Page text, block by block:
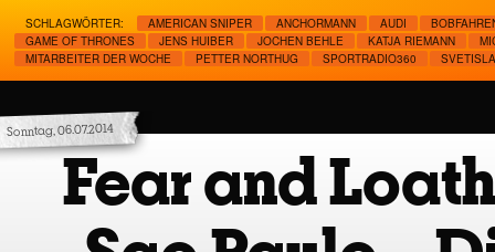
SCHLAGWÖRTER: AMERICAN SNIPER ANCHORMANN AUDI
GAME OF THRONES
JENS HUIBER JOCHEN BEHLE KATJA RIEMANN
MITARBEITER DER WOCHE
PETTER NORTHUG SPORTRADIO360
Sonntag, 06.07.2014
Fear and